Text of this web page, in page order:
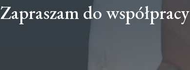
Zapraszam do współpracy